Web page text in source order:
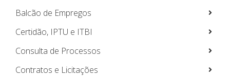
Balcão de Empregos
Certidão, IPTU e ITBI
Consulta de Processos
Contratos e Licitações